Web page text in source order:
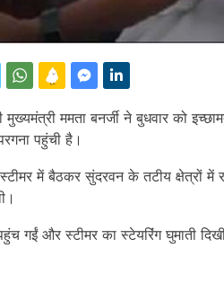
ममता बनर्जी ने बुधवार को
पहुंची है।
में बैठकर सुंदरवन के तटीय क्षेत्रों में
गईं और स्टीमर का स्टेयरिंंग घुमाती